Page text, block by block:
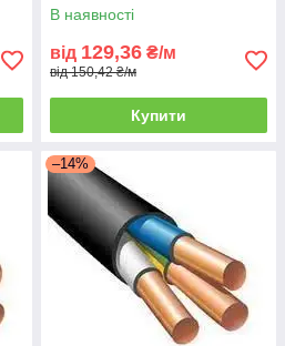
кВ
В наявності
від 129,36 ₴/м
від 150,42 ₴/м
Купити
–14%